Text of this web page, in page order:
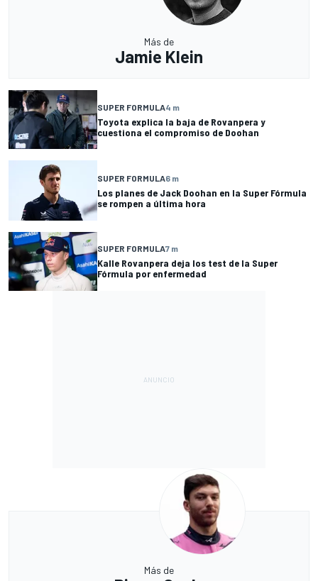
Más de
Jamie Klein
SUPER FORMULA4 m
Toyota explica la baja de Rovanpera y
cuestiona el compromiso de Doohan
SUPER FORMULA6 m
Los planes de Jack Doohan en la Super Fórmula
se rompen a última hora
SUPER FORMULA7 m
Kalle Rovanpera deja los test de la Super
Fórmula por enfermedad
Más de